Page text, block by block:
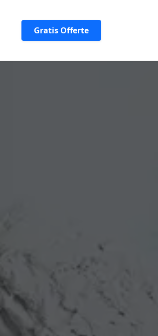
Gratis Offerte